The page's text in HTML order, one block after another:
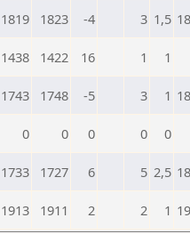
1819 1823 -4 3 1,5
1438 1422 16 1 1
1743 1748 -5 3 1
0 0 0 0 0
1733 1727 6 5 2,5
1913 1911 2 2 1